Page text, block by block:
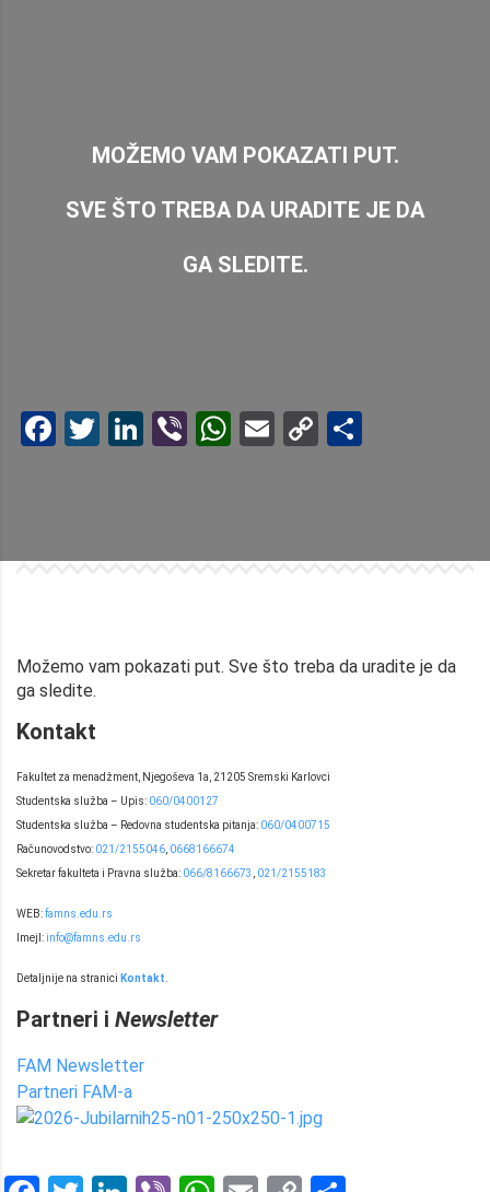
MOŽEMO VAM POKAZATI PUT.
SVE ŠTO TREBA DA URADITE JE DA
GA SLEDITE.
Facebook
TwitterLinkedIn
ViberWhatsApp
Email
Copy
Možemo vam pokazati put. Sve što treba da uradite je da
ga sledite.
Kontakt
Fakultet za menadžment, Njegoševa 1a, 21205 Sremski Karlovci
Studentska služba – Upis: 060/0400127
Studentska služba – Redovna studentska pitanja: 060/0400715
Računovodstvo: 021/2155046 0668166674
Sekretar fakulteta i Pravna služba: 066/8166673 021/2155183
WEB:famns.edu.rs
Imejl:info@famns.edu.rs
Detaljnije na stranici Kontakt
Partneri i Newsletter
FAM Newsletter
Partneri FAM-a